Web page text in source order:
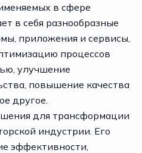
в сфере
в себя разнообразные
приложения и сервисы,
процессов
улучшение
повышение качества
другое.
для трансформации
индустрии. Его
эффективности,